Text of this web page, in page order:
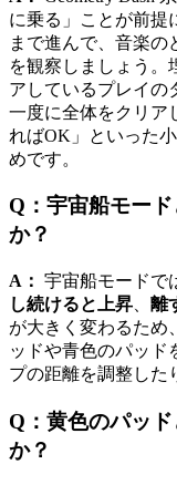
に乗る」ことが前提
まで進んで、音楽の
を観察しましょう。
アしているプレイの
一度に全体をクリア
ればOK」といった
めです。
Q：宇宙船モー
か？
A： 宇宙船モードで
し続けると上昇
離
が大きく変わるため
ッドや青色のパッド
プの距離を調整した
Q：黄色のパッ
か？